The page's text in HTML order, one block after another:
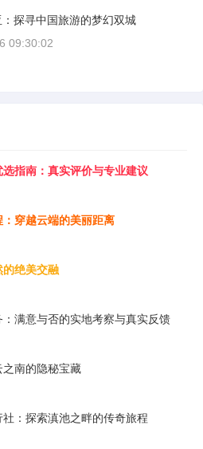
探寻中国旅游的梦幻双城
09:30:02
指南：真实评价与专业建议
穿越云端的美丽距离
的绝美交融
满意与否的实地考察与真实反馈
南的隐秘宝藏
：探索滇池之畔的传奇旅程